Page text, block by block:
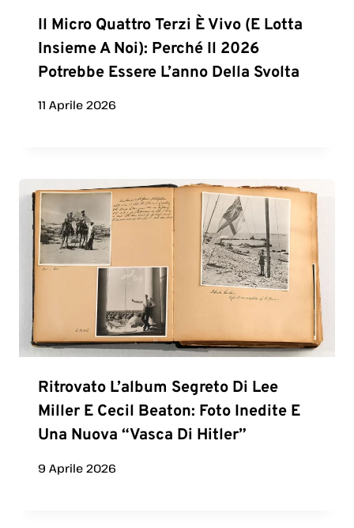
Il Micro Quattro Terzi È Vivo (e Lotta
Insieme A Noi): Perché Il 2026
Potrebbe Essere L’anno Della Svolta
11 Aprile 2026
Ritrovato L’album Segreto Di Lee
Miller E Cecil Beaton: Foto Inedite E
Una Nuova “vasca Di Hitler”
9 Aprile 2026